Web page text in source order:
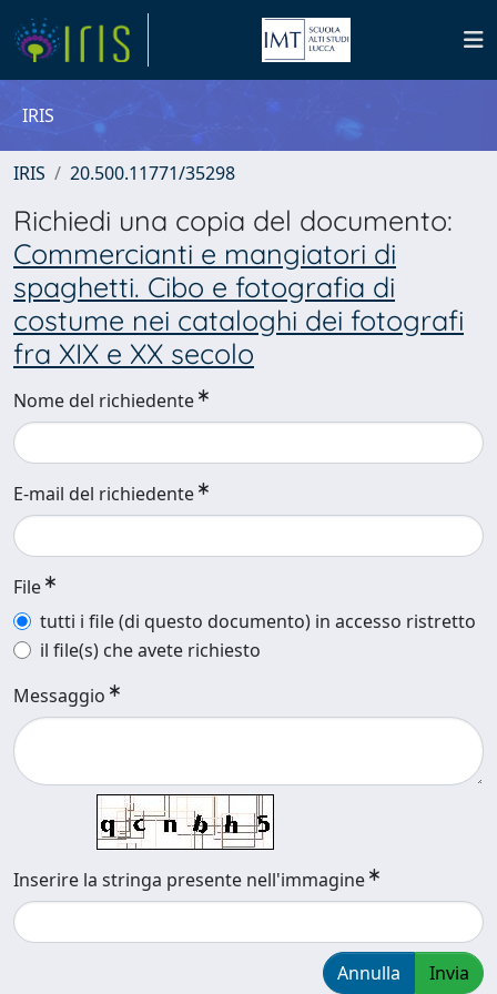
IRIS
IRIS 20.500.11771/35298
Richiedi una copia del documento:
Commercianti e mangiatori di
spaghetti. Cibo e fotografia di
costume nei cataloghi dei fotografi
fra XIX e XX secolo
Nome del richiedente
E-mail del richiedente
File
tutti i file (di questo documento) in accesso ristretto
il file(s) che avete richiesto
Messaggio
Inserire la stringa presente nell'immagine
Annulla Invia